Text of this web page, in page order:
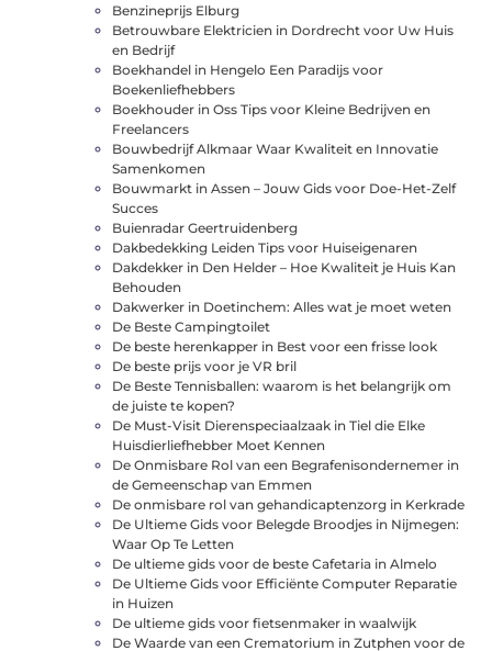
Benzineprijs Elburg
Betrouwbare Elektricien in Dordrecht voor Uw Huis
en Bedrijf
Boekhandel in Hengelo Een Paradijs voor
Boekenliefhebbers
Boekhouder in Oss Tips voor Kleine Bedrijven en
Freelancers
Bouwbedrijf Alkmaar Waar Kwaliteit en Innovatie
Samenkomen
Bouwmarkt in Assen – Jouw Gids voor Doe-Het-Zelf
Succes
Buienradar Geertruidenberg
Dakbedekking Leiden Tips voor Huiseigenaren
Dakdekker in Den Helder – Hoe Kwaliteit je Huis Kan
Behouden
Dakwerker in Doetinchem: Alles wat je moet weten
De Beste Campingtoilet
De beste herenkapper in Best voor een frisse look
De beste prijs voor je VR bril
De Beste Tennisballen: waarom is het belangrijk om
de juiste te kopen?
De Must-Visit Dierenspeciaalzaak in Tiel die Elke
Huisdierliefhebber Moet Kennen
De Onmisbare Rol van een Begrafenisondernemer in
de Gemeenschap van Emmen
De onmisbare rol van gehandicaptenzorg in Kerkrade
De Ultieme Gids voor Belegde Broodjes in Nijmegen:
Waar Op Te Letten
De ultieme gids voor de beste Cafetaria in Almelo
De Ultieme Gids voor Efficiënte Computer Reparatie
in Huizen
De ultieme gids voor fietsenmaker in waalwijk
De Waarde van een Crematorium in Zutphen voor de